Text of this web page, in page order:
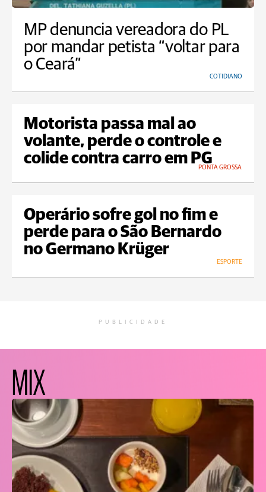
MP denuncia vereadora do PL
por mandar petista “voltar para
o Ceará”
COTIDIANO
Motorista passa mal ao
volante, perde o controle e
colide contra carro em PG
PONTA GROSSA
Operário sofre gol no fim e
perde para o São Bernardo
no Germano Krüger
ESPORTE
PUBLICIDADE
MIX